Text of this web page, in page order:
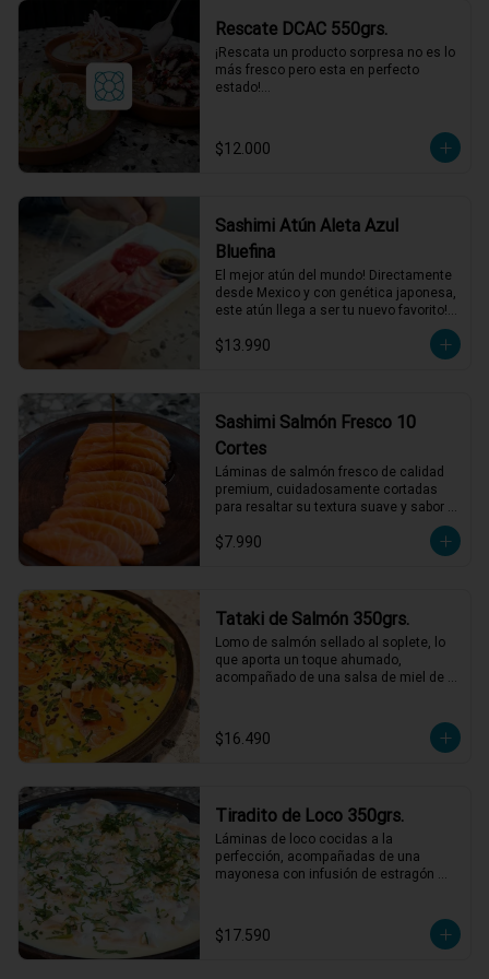
Rescate DCAC 550grs.
¡Rescata un producto sorpresa no es lo
más fresco pero esta en perfecto
estado!
caducidad el mismo día o al día
siguiente.
$12.000
Sashimi Atún Aleta Azul
Bluefina
El mejor atún del mundo! Directamente
desde Mexico y con genética japonesa,
este atún llega a ser tu nuevo favorito!
seleccionados.
$13.990
Sashimi Salmón Fresco 10
Cortes
Láminas de salmón fresco de calidad
premium, cuidadosamente cortadas
para resaltar su textura suave y sabor
natural. Perfecto para disfrutar solo o
acompañado de salsa de soya.
$7.990
Tataki de Salmón 350grs.
Lomo de salmón sellado al soplete, lo
que aporta un toque ahumado,
acompañado de una salsa de miel de
maracuyá y sesamo tostadas.
$16.490
Tiradito de Loco 350grs.
Láminas de loco cocidas a la
perfección, acompañadas de una
mayonesa con infusión de estragón
lleno de sabor y tradición. ¡Un platillo
que no te querrás perder! 🍽️🌿
$17.590